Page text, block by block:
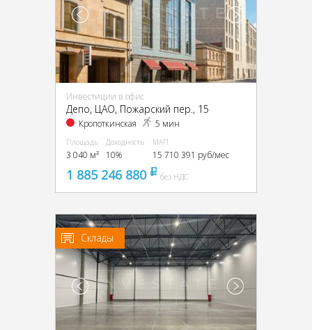
Инвестиции в офис
Депо, ЦАО, Пожарский пер., 15
Кропоткинская 5 мин
Площадь
3 040 м²
Доходность
10%
МАП
15 710 391 руб/мес
1 885 246 880 pуббез НДС
Склады